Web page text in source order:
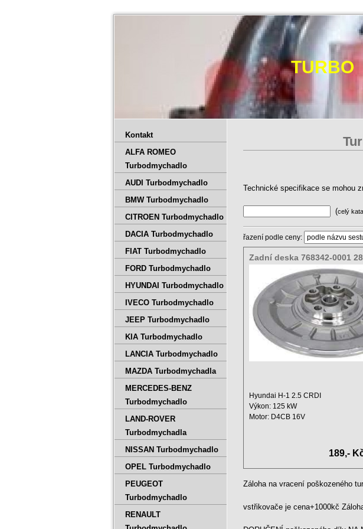
TURBO
Technické specifikace se mohou
(celý
řazení podle ceny:
Zadní deska 768342-0001
Hyundai H-1 2.5 CRDI
Výkon: 125 kW
Motor: D4CB 16V
189,-
Záloha na vracení poškozeného
vstřikovače je cena+1000kč
Kontakt
ALFA ROMEO
Turbodmychadlo
AUDI Turbodmychadlo
BMW Turbodmychadlo
CITROEN Turbodmychadlo
DACIA Turbodmychadlo
FIAT Turbodmychadlo
FORD Turbodmychadlo
HYUNDAI Turbodmychadlo
IVECO Turbodmychadlo
JEEP Turbodmychadlo
KIA Turbodmychadlo
LANCIA Turbodmychadlo
MAZDA Turbodmychadla
MERCEDES-BENZ
Turbodmychadlo
LAND-ROVER
Turbodmychadla
NISSAN Turbodmychadlo
OPEL Turbodmychadlo
PEUGEOT
Turbodmychadlo
RENAULT